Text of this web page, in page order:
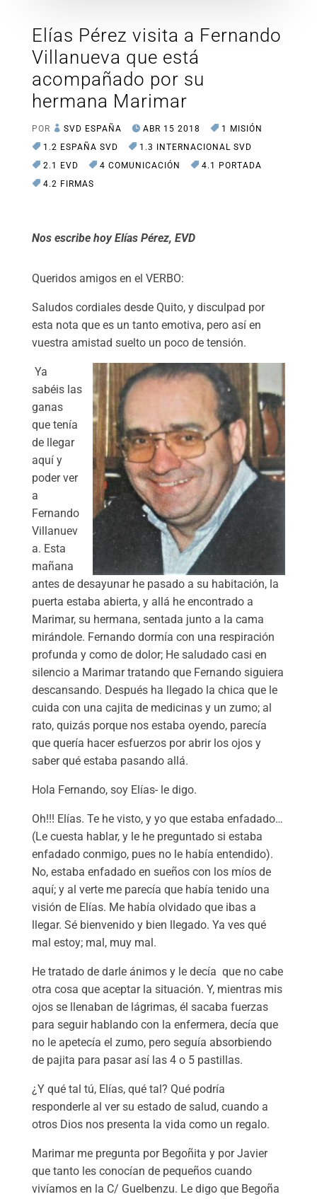
Elías Pérez visita a Fernando
Villanueva que está
acompañado por su
hermana Marimar
POR SVD ESPAÑA ABR 15 2018
1 MISIÓN
1.2 ESPAÑA SVD
1.3 INTERNACIONAL SVD
2.1 EVD
4 COMUNICACIÓN
4.1 PORTADA
4.2 FIRMAS
Nos escribe hoy Elías Pérez, EVD
Queridos amigos en el VERBO:
Saludos cordiales desde Quito, y disculpad por
esta nota que es un tanto emotiva, pero así en
vuestra amistad suelto un poco de tensión.
Ya
sabéis las
ganas
que tenía
de llegar
aquí y
poder ver
a
Fernando
Villanuev
a. Esta
mañana
antes de desayunar he pasado a su habitación, la
puerta estaba abierta, y allá he encontrado a
Marimar, su hermana, sentada junto a la cama
mirándole. Fernando dormía con una respiración
profunda y como de dolor; He saludado casi en
silencio a Marimar tratando que Fernando siguiera
descansando. Después ha llegado la chica que le
cuida con una cajita de medicinas y un zumo; al
rato, quizás porque nos estaba oyendo, parecía
que quería hacer esfuerzos por abrir los ojos y
saber qué estaba pasando allá.
Hola Fernando, soy Elías- le digo.
Oh!!! Elías. Te he visto, y yo que estaba enfadado…
(Le cuesta hablar, y le he preguntado si estaba
enfadado conmigo, pues no le había entendido).
No, estaba enfadado en sueños con los míos de
aquí; y al verte me parecía que había tenido una
visión de Elías. Me había olvidado que ibas a
llegar. Sé bienvenido y bien llegado. Ya ves qué
mal estoy; mal, muy mal.
He tratado de darle ánimos y le decía que no cabe
otra cosa que aceptar la situación. Y, mientras mis
ojos se llenaban de lágrimas, él sacaba fuerzas
para seguir hablando con la enfermera, decía que
no le apetecía el zumo, pero seguía absorbiendo
de pajita para pasar así las 4 o 5 pastillas.
¿Y qué tal tú, Elías, qué tal? Qué podría
responderle al ver su estado de salud, cuando a
otros Dios nos presenta la vida como un regalo.
Marimar me pregunta por Begoñita y por Javier
que tanto les conocían de pequeños cuando
vivíamos en la C/ Guelbenzu. Le digo que Begoña